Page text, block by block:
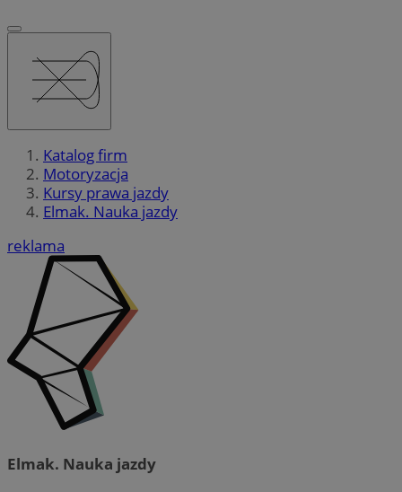
Katalog firm
Motoryzacja
Kursy prawa jazdy
Elmak. Nauka jazdy
reklama
Elmak. Nauka jazdy